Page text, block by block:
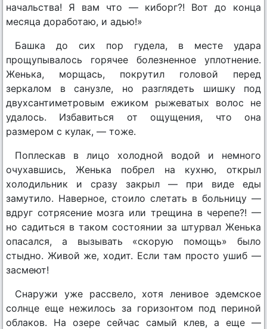
начальства! Я вам что — киборг?! Вот до конца
месяца доработаю, и адью!»
Башка до сих пор гудела, в месте удара
прощупывалось горячее болезненное уплотнение.
Женька, морщась, покрутил головой перед
зеркалом в санузле, но разглядеть шишку под
двухсантиметровым ежиком рыжеватых волос не
удалось. Избавиться от ощущения, что она
размером с кулак, — тоже.
Поплескав в лицо холодной водой и немного
очухавшись, Женька побрел на кухню, открыл
холодильник и сразу закрыл — при виде еды
замутило. Наверное, стоило слетать в больницу —
вдруг сотрясение мозга или трещина в черепе?! —
но садиться в таком состоянии за штурвал Женька
опасался, а вызывать «скорую помощь» было
стыдно. Живой же, ходит. Если там просто ушиб —
засмеют!
Снаружи уже рассвело, хотя ленивое эдемское
солнце еще нежилось за горизонтом под периной
облаков. На озере сейчас самый клев, а еще —